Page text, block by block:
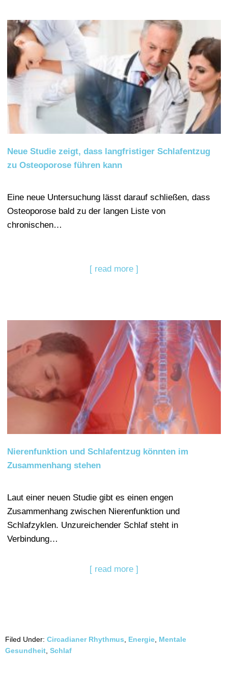
Neue Studie zeigt, dass langfristiger Schlafentzug
zu Osteoporose führen kann
Eine neue Untersuchung lässt darauf schließen, dass
Osteoporose bald zu der langen Liste von
chronischen…
[ read more ]
Nierenfunktion und Schlafentzug könnten im
Zusammenhang stehen
Laut einer neuen Studie gibt es einen engen
Zusammenhang zwischen Nierenfunktion und
Schlafzyklen. Unzureichender Schlaf steht in
Verbindung…
[ read more ]
Filed Under: Circadianer Rhythmus Energie Mentale
Gesundheit Schlaf